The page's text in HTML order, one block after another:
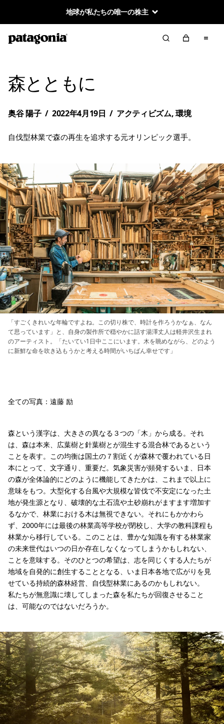
地球が私たちの唯一の株主
森とともに
奥谷 陽子 / 2022年4月19日 / アクティビズム,環境
自伐型林業で森の再生を追求する元オリンピック選手。
「すごくきれいな年輪ですよね。この切り株で、時計を作ろうかなぁ、なん
て思っています」と、自身の製作所で穏やかに話す湯澤丈人は軽井沢生まれ
のアーティスト。「たいてい1日中ここにいます。木を眺めながら、どのよう
に新鮮な命を吹き込もうかと考える時間がいちばん幸せです」
全ての写真：遠藤 励
森という漢字は、大きさの異なる３つの「木」から成る。それ
は、森は本来、広葉樹と針葉樹とが混生する混合林であるという
ことを表す。この均衡は国土の７割近くが森林で覆われている日
本にとって、文字通り、重要だ。気象災害が頻発するいま、日本
の森が全体論的にどのように機能してきたかは、これまで以上に
意味をもつ。大型化する台風や大規模な皆伐で不安定になった土
地が発生源となり、破壊的な土石流や土砂崩れがますます増加す
るなかで、林業における木は無視できない。それにもかかわら
ず、2000年には最後の林業高等学校が閉校し、大学の教科課程も
林業から移行している。このことは、豊かな知識を有する林業家
の未来世代はいつの日か存在しなくなってしまうかもしれない、
ことを意味する。そのひとつの希望は、志を同じくする人たちが
地域を自発的に創生することとなる、いま日本各地で広がりを見
せている持続的森林経営、自伐型林業にあるのかもしれない。
私たちが無意識に壊してしまった森を私たちが回復させること
は、可能なのではないだろうか。